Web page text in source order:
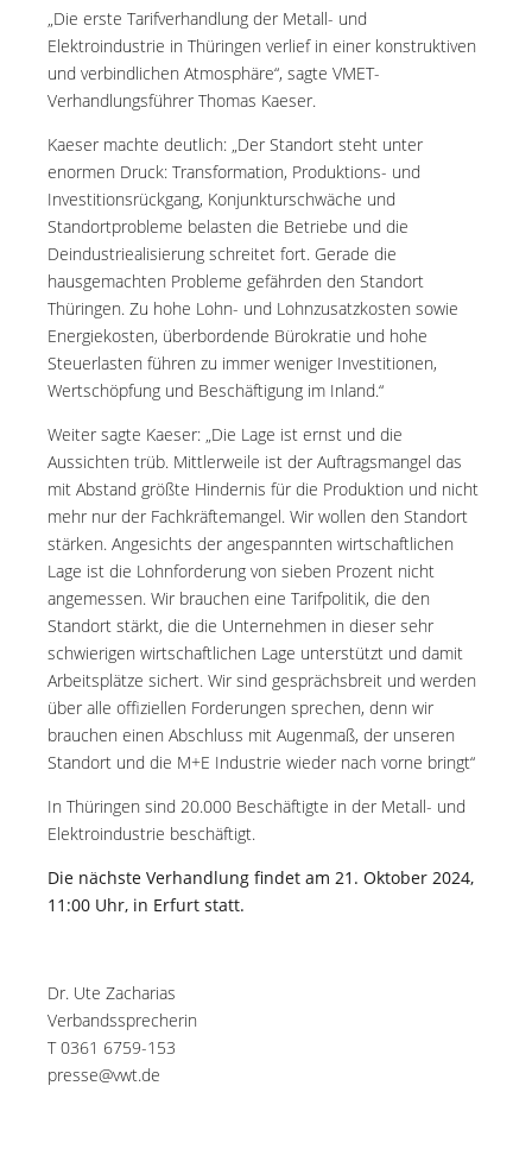
„Die erste Tarifverhandlung der Metall- und
Elektroindustrie in Thüringen verlief in einer konstruktiven
und verbindlichen Atmosphäre“, sagte VMET-
Verhandlungsführer Thomas Kaeser.
Kaeser machte deutlich: „Der Standort steht unter
enormen Druck: Transformation, Produktions- und
Investitionsrückgang, Konjunkturschwäche und
Standortprobleme belasten die Betriebe und die
Deindustriealisierung schreitet fort. Gerade die
hausgemachten Probleme gefährden den Standort
Thüringen. Zu hohe Lohn- und Lohnzusatzkosten sowie
Energiekosten, überbordende Bürokratie und hohe
Steuerlasten führen zu immer weniger Investitionen,
Wertschöpfung und Beschäftigung im Inland.“
Weiter sagte Kaeser: „Die Lage ist ernst und die
Aussichten trüb. Mittlerweile ist der Auftragsmangel das
mit Abstand größte Hindernis für die Produktion und nicht
mehr nur der Fachkräftemangel. Wir wollen den Standort
stärken. Angesichts der angespannten wirtschaftlichen
Lage ist die Lohnforderung von sieben Prozent nicht
angemessen. Wir brauchen eine Tarifpolitik, die den
Standort stärkt, die die Unternehmen in dieser sehr
schwierigen wirtschaftlichen Lage unterstützt und damit
Arbeitsplätze sichert. Wir sind gesprächsbreit und werden
über alle offiziellen Forderungen sprechen, denn wir
brauchen einen Abschluss mit Augenmaß, der unseren
Standort und die M+E Industrie wieder nach vorne bringt“
In Thüringen sind 20.000 Beschäftigte in der Metall- und
Elektroindustrie beschäftigt.
Die nächste Verhandlung findet am 21. Oktober 2024,
11:00 Uhr, in Erfurt statt.
Dr. Ute Zacharias
Verbandssprecherin
T 0361 6759-153
presse@vwt.de